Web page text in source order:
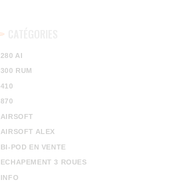
280 AI
300 RUM
410
870
AIRSOFT
AIRSOFT ALEX
BI-POD EN VENTE
ECHAPEMENT 3 ROUES
INFO